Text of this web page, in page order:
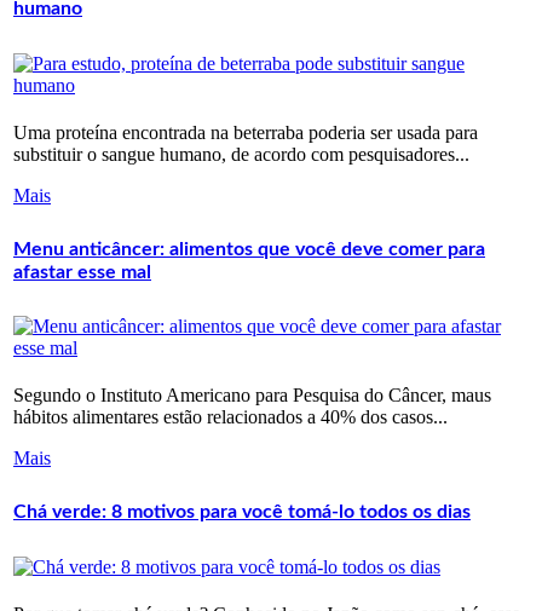
humano
Uma proteína encontrada na beterraba poderia ser usada para
substituir o sangue humano, de acordo com pesquisadores...
Mais
Menu anticâncer: alimentos que você deve comer para
afastar esse mal
Segundo o Instituto Americano para Pesquisa do Câncer, maus
hábitos alimentares estão relacionados a 40% dos casos...
Mais
Chá verde: 8 motivos para você tomá-lo todos os dias